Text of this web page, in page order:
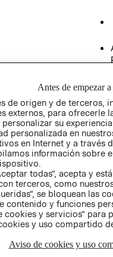
web está protegido por
Antes de empezar
de origen y de terceros,
externos, para ofrecerle
su
personalizada en
en Internet y a través
información sobre
todas”, acepta y
terceros, como
se bloquean las
contenido y funciones
cookies y servicios” para
y uso compartido
Aviso de cookies y uso